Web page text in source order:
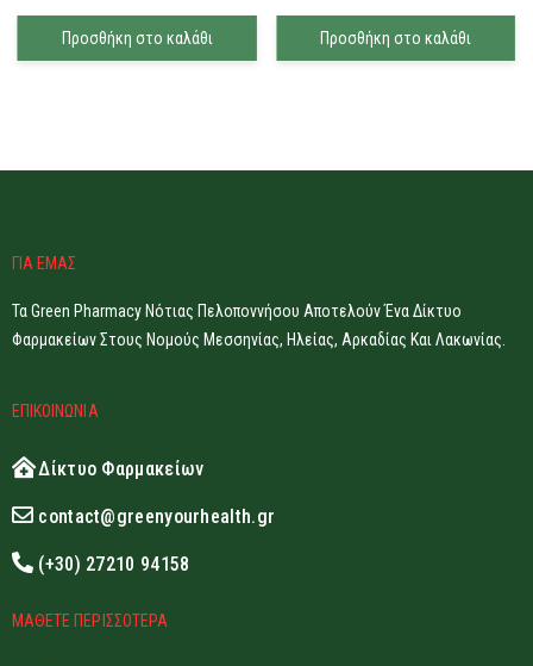
Προσθήκη στο καλάθι Προσθήκη στο καλάθι
ΓΙΑ ΕΜΑΣ
Τα Green Pharmacy Νότιας Πελοποννήσου Αποτελούν Ένα Δίκτυο
Φαρμακείων Στους Νομούς Μεσσηνίας, Ηλείας, Αρκαδίας Και Λακωνίας.
ΕΠΙΚΟΙΝΩΝΙΑ
Δίκτυο Φαρμακείων
contact@greenyourhealth.gr
(+30) 27210 94158
ΜΑΘΕΤΕ ΠΕΡΙΣΣΟΤΕΡΑ